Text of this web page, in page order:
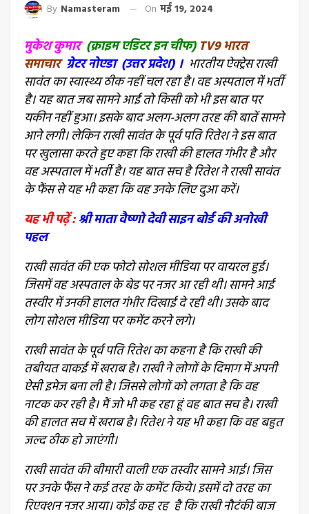
By Namasteram On मई 19, 2024
मुकेश कुमार (क्राइम एडिटर इन चीफ) TV9 भारत
समाचारग्रेटर नोएडा (उत्तर प्रदेश) । भारतीय ऐक्ट्रेस राखी
सावंत का स्वास्थ्य ठीक नहीं चल रहा है। वह अस्पताल में भर्ती
है। यह बात जब सामने आई तो किसी को भी इस बात पर
यकीन नहीं हुआ। इसके बाद अलग-अलग तरह की बातें सामने
आने लगी। लेकिन राखी सावंत के पूर्व पति रितेश ने इस बात
पर खुलासा करते हुए कहा कि राखी की हालत गंभीर है और
वह अस्पताल में भर्ती है। यह बात सच है रितेश ने राखी सावंत
के फैंस से यह भी कहा कि वह उनके लिए दुआ करें।
यह भी पढ़ें :श्री माता वैष्णो देवी साइन बोर्ड की अनोखी
पहल
राखी सावंत की एक फोटो सोशल मीडिया पर वायरल हुई।
जिसमें वह अस्पताल के बेड पर नजर आ रही थी। सामने आई
तस्वीर में उनकी हालत गंभीर दिखाई दे रही थी। उसके बाद
लोग सोशल मीडिया पर कमेंट करने लगे।
राखी सावंत के पूर्व पति रितेश का कहना है कि राखी की
तबीयत वाकई में खराब है। राखी ने लोगों के दिमाग में अपनी
ऐसी इमेज बना ली है। जिससे लोगों को लगता है कि वह
नाटक कर रही है। मैं जो भी कह रहा हूं वह बात सच है। राखी
की हालत सच में खराब है। रितेश ने यह भी कहा कि वह बहुत
जल्द ठीक हो जाएंगी।
राखी सावंत की बीमारी वाली एक तस्वीर सामने आई। जिस
पर उनके फैंस ने कई तरह के कमेंट किये। इसमें दो तरह का
रिएक्शन नजर आया। कोई कह रह है कि राखी नौटंकी बाज